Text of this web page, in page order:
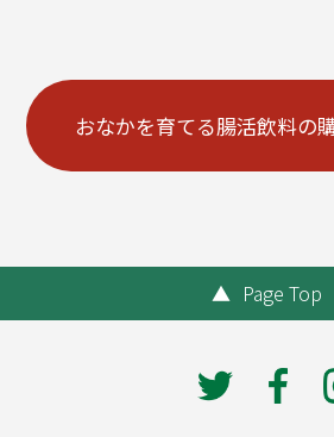
おなかを育てる腸活飲料の
▲ Page Top